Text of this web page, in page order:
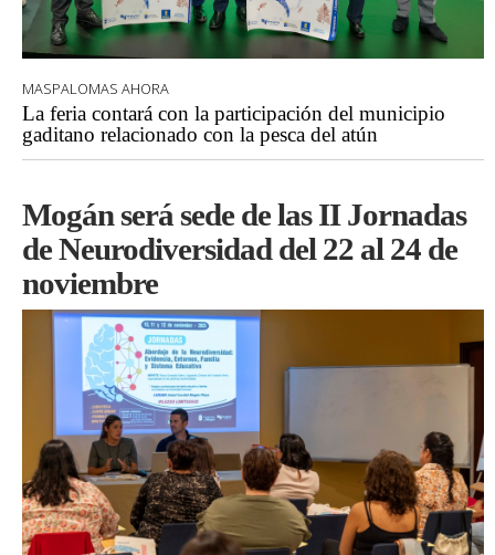
MASPALOMAS AHORA
La feria contará con la participación del municipio
gaditano relacionado con la pesca del atún
Mogán será sede de las II Jornadas
de Neurodiversidad del 22 al 24 de
noviembre